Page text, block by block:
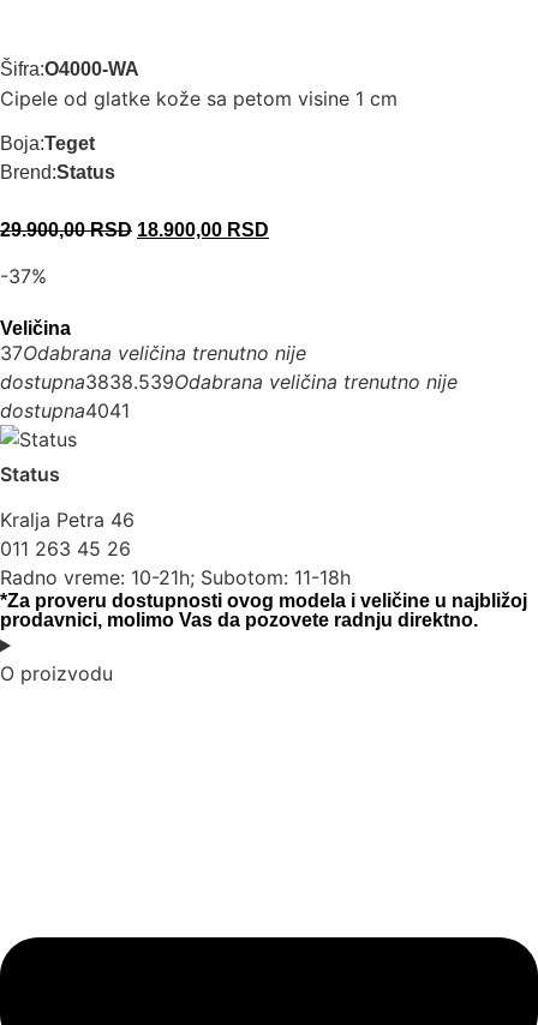
Šifra:O4000-WA
Cipele od glatke kože sa petom visine 1 cm
Boja:Teget
Brend:Status
29.900,00RSD 18.900,00 RSD
-37%
Veličina
37Odabrana veličina trenutno nije
dostupna3838.539Odabrana veličina trenutno nije
dostupna4041
Status
Kralja Petra 46
011 263 45 26
Radno vreme: 10-21h; Subotom: 11-18h
*Za proveru dostupnosti ovog modela i veličine u najbližoj
prodavnici, molimo Vas da pozovete radnju direktno.
O proizvodu